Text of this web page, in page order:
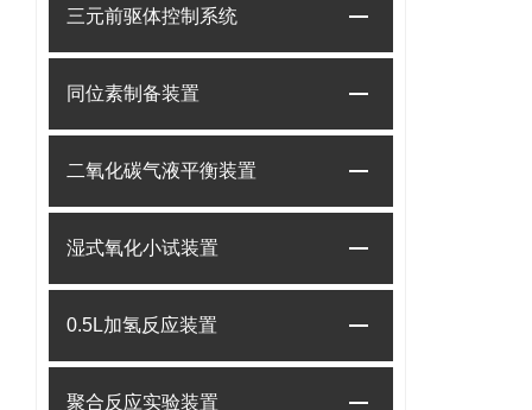
三元前驱体控制系统
同位素制备装置
二氧化碳气液平衡装置
湿式氧化小试装置
0.5L加氢反应装置
聚合反应实验装置